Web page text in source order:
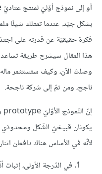
بشكل جيّد. عندما تمتلك شيئًا
هذا المقال سيشرح طريقة
وصلتَ الآن، وكيف ستستثمر
ناجح، ومن ثمّ إلى شركة ناجحة.
إنّ النّموذج الأوّليّ prototype و
يكونان قبيحَيّ الشّكل ومحدودَي
لأنّه في الأساس هناك دافعان
في الدّرجة الأولى، إثبات